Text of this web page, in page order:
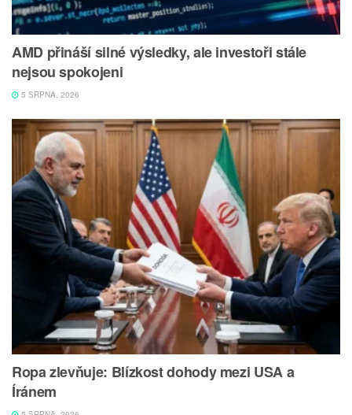
AMD přináší silné výsledky, ale investoři stále
nejsou spokojeni
5 SRPNA, 2026
Ropa zlevňuje: Blízkost dohody mezi USA a
Íránem